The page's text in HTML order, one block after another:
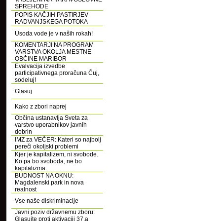
SPREHODE
POPIS KAČJIH PASTIRJEV
RADVANJSKEGA POTOKA
Usoda vode je v naših rokah!
KOMENTARJI NA PROGRAM
VARSTVA OKOLJA MESTNE
OBČINE MARIBOR
Evalvacija izvedbe
participativnega proračuna Čuj,
sodeluj!
Glasuj
Kako z zbori naprej
Občina ustanavlja Sveta za
varstvo uporabnikov javnih
dobrin
IMZ za VEČER: Kateri so najbolj
pereči okoljski problemi
Kjer je kapitalizem, ni svobode.
Ko pa bo svoboda, ne bo
kapitalizma.
BUDNOST NA OKNU:
Magdalenski park in nova
realnost
Vse naše diskriminacije
Javni poziv državnemu zboru:
Glasujte proti aktivaciji 37.a